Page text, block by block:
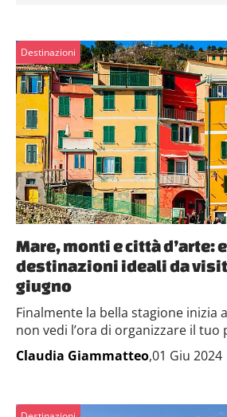
Destinazioni
Mare, monti e città d’arte:
destinazioni ideali da
giugno
Finalmente la bella stagione inizia
non vedi l’ora di organizzare il tuo
Claudia Giammatteo,01 Giu 2024